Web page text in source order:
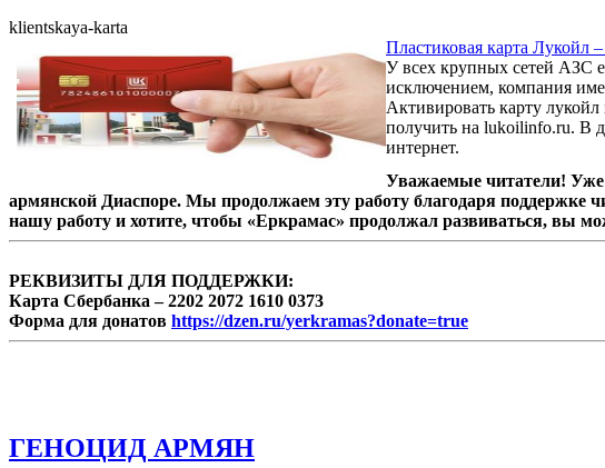
klientskaya-karta
Пластиковая карта Лукойл
У всех крупных сетей АЗС
исключением, компания
Активировать карту
получить на lukoilinfo.ru. В
интернет.
Уважаемые читатели! Уже
армянской Диаспоре. Мы продолжаем эту работу благодаря поддержке
нашу работу и хотите, чтобы «Еркрамас» продолжал развиваться, вы
РЕКВИЗИТЫ ДЛЯ ПОДДЕРЖКИ:
Карта Сбербанка – 2202 2072 1610 0373
Форма для донатов https://dzen.ru/yerkramas?donate=true
ГЕНОЦИД АРМЯН